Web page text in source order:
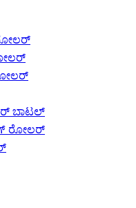
ರೋಲರ್
ಬಾಟಲ್
ರೋಲರ್